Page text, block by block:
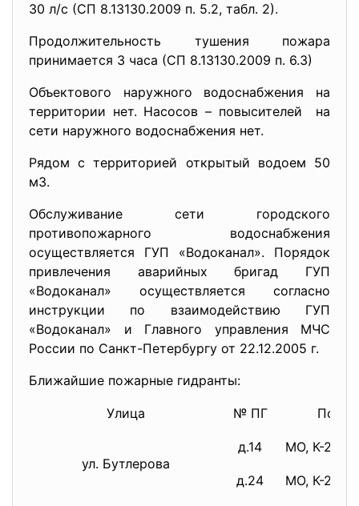
30 л/с (СП 8.13130.2009 п. 5.2, табл. 2).
Продолжительность тушения пожара
принимается 3 часа (СП 8.13130.2009 п. 6.3)
Объектового наружного водоснабжения на
территории нет. Насосов – повысителей на
сети наружного водоснабжения нет.
Рядом с территорией открытый водоем 50
м3.
Обслуживание сети городского
противопожарного водоснабжения
осуществляется ГУП «Водоканал». Порядок
привлечения аварийных бригад ГУП
«Водоканал» осуществляется согласно
инструкции по взаимодействию ГУП
«Водоканал» и Главного управления МЧС
России по Санкт-Петербургу от 22.12.2005 г.
Ближайшие пожарные гидранты:
Улица № ПГ
ул. Бутлерова
д.14 МО, К-200
д.24 МО, К-200